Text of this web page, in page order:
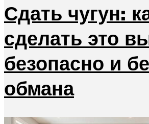
Сдать чугун:
сделать это
безопасно и
обмана